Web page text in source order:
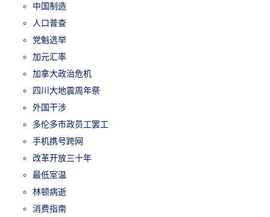
中国制造
人口普查
党魁选举
加元汇率
加拿大政治危机
四川大地震周年祭
外国干涉
多伦多市政员工罢工
手机携号跨网
改革开放三十年
最低室温
林顿病逝
消费指南